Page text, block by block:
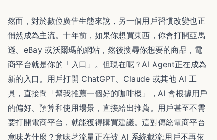
然而，對於數位廣告生態來說，另一個用戶習慣改變也正
悄然成為主流。十年前，如果你想買東西，你會打開亞馬
遜、eBay 或沃爾瑪的網站，然後搜尋你想要的商品，電
商平台就是你的「入口」。但現在呢？AI Agent正在成為
新的入口。用戶打開 ChatGPT、Claude 或其他 AI 工
具，直接問「幫我推薦一個好的咖啡機」，AI 會根據用戶
的偏好、預算和使用場景，直接給出推薦。用戶甚至不需
要打開電商平台，就能獲得購買建議。這對傳統電商平台
意味著什麼？意味著流量正在被 AI 系統截流:用戶不再依